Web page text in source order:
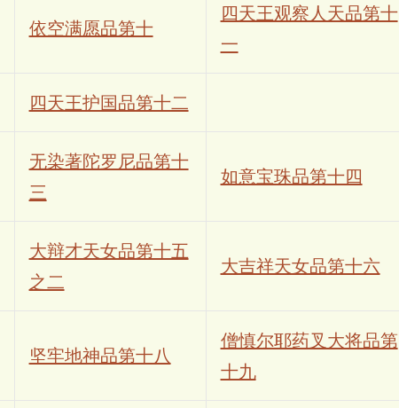
依空满愿品第十
四天王观察人天品第十
一
四天王护国品第十二
无染著陀罗尼品第十
三
如意宝珠品第十四
大辩才天女品第十五
之二
大吉祥天女品第十六
坚牢地神品第十八
僧慎尔耶药叉大将品第
十九